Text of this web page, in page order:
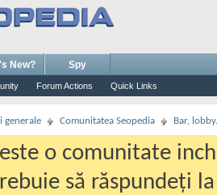
Forum Actions Quick Links
New? Spy
generale Comunitatea Seopedia Bar,
este o comunitate
să răspundeți